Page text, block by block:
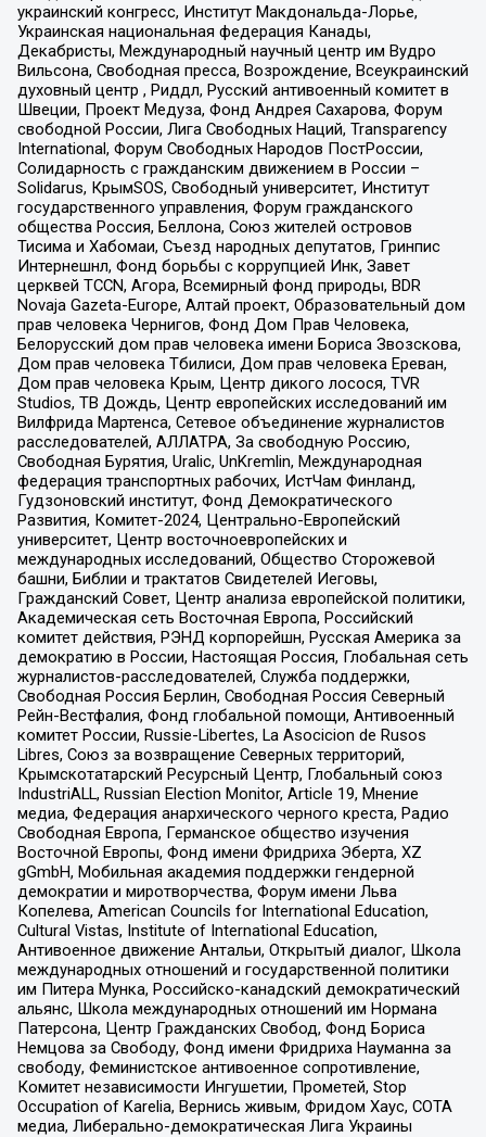
украинский конгресс, Институт Макдональда-Лорье,
Украинская национальная федерация Канады,
Декабристы, Международный научный центр им Вудро
Вильсона, Свободная пресса, Возрождение, Всеукраинский
духовный центр , Риддл, Русский антивоенный комитет в
Швеции, Проект Медуза, Фонд Андрея Сахарова, Форум
свободной России, Лига Свободных Наций, Transparеncy
International, Форум Свободных Народов ПостРоссии,
Солидарность с гражданским движением в России –
Solidarus, КрымSOS, Свободный университет, Институт
государственного управления, Форум гражданского
общества Россия, Беллона, Союз жителей островов
Тисима и Хабомаи, Съезд народных депутатов, Гринпис
Интернешнл, Фонд борьбы с коррупцией Инк, Завет
церквей TCCN, Агора, Всемирный фонд природы, BDR
Novaja Gazeta-Europe, Алтай проект, Образовательный дом
прав человека Чернигов, Фонд Дом Прав Человека,
Белорусский дом прав человека имени Бориса Звозскова,
Дом прав человека Тбилиси, Дом прав человека Ереван,
Дом прав человека Крым, Центр дикого лосося, TVR
Studios, ТВ Дождь, Центр европейских исследований им
Вилфрида Мартенса, Сетевое объединение журналистов
расследователей, АЛЛАТРА, За свободную Россию,
Свободная Бурятия, Uralic, UnKremlin, Международная
федерация транспортных рабочих, ИстЧам Финланд,
Гудзоновский институт, Фонд Демократического
Развития, Комитет-2024, Центрально-Европейский
университет, Центр восточноевропейских и
международных исследований, Общество Сторожевой
башни, Библии и трактатов Свидетелей Иеговы,
Гражданский Совет, Центр анализа европейской политики,
Академическая сеть Восточная Европа, Российский
комитет действия, РЭНД корпорейшн, Русская Америка за
демократию в России, Настоящая Россия, Глобальная сеть
журналистов-расследователей, Служба поддержки,
Свободная Россия Берлин, Свободная Россия Северный
Рейн-Вестфалия, Фонд глобальной помощи, Антивоенный
комитет России, Russie-Libertes, La Asocicion de Rusos
Libres, Союз за возвращение Северных территорий,
Крымскотатарский Ресурсный Центр, Глобальный союз
IndustriALL, Russian Election Monitor, Article 19, Мнение
медиа, Федерация анархического черного креста, Радио
Свободная Европа, Германское общество изучения
Восточной Европы, Фонд имени Фридриха Эберта, XZ
gGmbH, Мобильная академия поддержки гендерной
демократии и миротворчества, Форум имени Льва
Копелева, American Councils for International Education,
Cultural Vistas, Institute of International Education,
Антивоенное движение Антальи, Открытый диалог, Школа
международных отношений и государственной политики
им Питера Мунка, Российско-канадский демократический
альянс, Школа международных отношений им Нормана
Патерсона, Центр Гражданских Свобод, Фонд Бориса
Немцова за Свободу, Фонд имени Фридриха Науманна за
свободу, Феминистское антивоенное сопротивление,
Комитет независимости Ингушетии, Прометей, Stop
Occupation of Karelia, Вернись живым, Фридом Хаус, СОТА
медиа, Либерально-демократическая Лига Украины